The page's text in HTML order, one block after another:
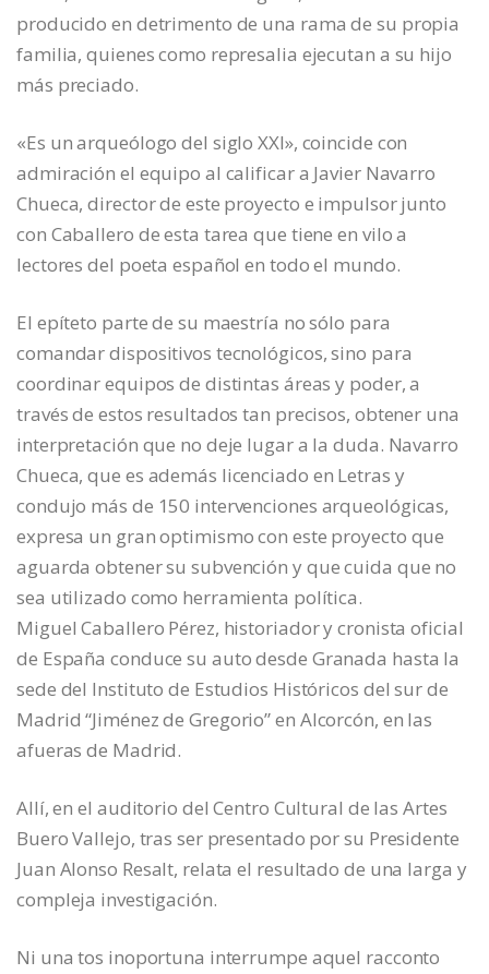
producido en detrimento de una rama de su propia
familia, quienes como represalia ejecutan a su hijo
más preciado.
«Es un arqueólogo del siglo XXI», coincide con
admiración el equipo al calificar a Javier Navarro
Chueca, director de este proyecto e impulsor junto
con Caballero de esta tarea que tiene en vilo a
lectores del poeta español en todo el mundo.
El epíteto parte de su maestría no sólo para
comandar dispositivos tecnológicos, sino para
coordinar equipos de distintas áreas y poder, a
través de estos resultados tan precisos, obtener una
interpretación que no deje lugar a la duda. Navarro
Chueca, que es además licenciado en Letras y
condujo más de 150 intervenciones arqueológicas,
expresa un gran optimismo con este proyecto que
aguarda obtener su subvención y que cuida que no
sea utilizado como herramienta política.
Miguel Caballero Pérez, historiador y cronista oficial
de España conduce su auto desde Granada hasta la
sede del Instituto de Estudios Históricos del sur de
Madrid “Jiménez de Gregorio” en Alcorcón, en las
afueras de Madrid.
Allí, en el auditorio del Centro Cultural de las Artes
Buero Vallejo, tras ser presentado por su Presidente
Juan Alonso Resalt, relata el resultado de una larga y
compleja investigación.
Ni una tos inoportuna interrumpe aquel racconto